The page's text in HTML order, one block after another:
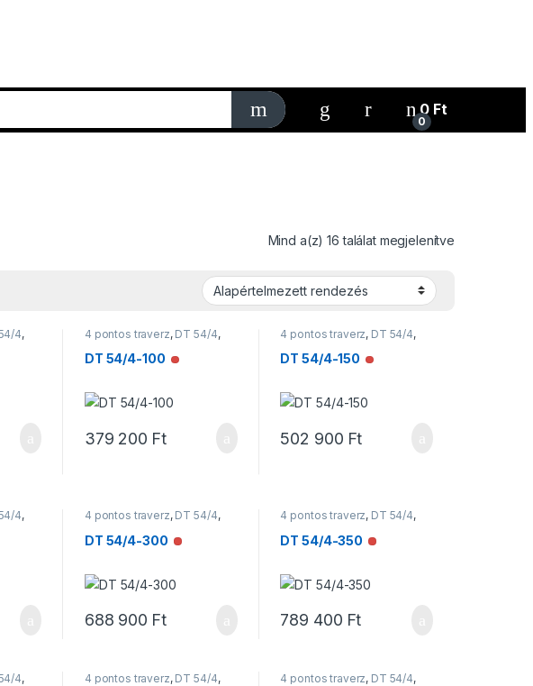
My Account
0
0 Ft
Mind a(z) 16 találat megjelenítve
4,
raktáron
4 pontos traverz, DT 54/4,
DT 54/4-100 Nincs raktáron
379 200 Ft
4 pontos traverz, DT 54/4,
DT 54/4-150 Nincs raktáron
502 900 Ft
4,
raktáron
4 pontos traverz, DT 54/4,
Traverzek
DT 54/4-300 Nincs raktáron
688 900 Ft
4 pontos traverz, DT 54/4,
Traverzek
DT 54/4-350 Nincs raktáron
789 400 Ft
4,
4 pontos traverz, DT 54/4,
4 pontos traverz, DT 54/4,